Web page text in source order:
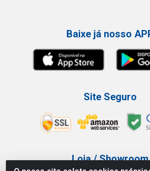
Baixe já nosso
Site Seguro
Loja / Showroom